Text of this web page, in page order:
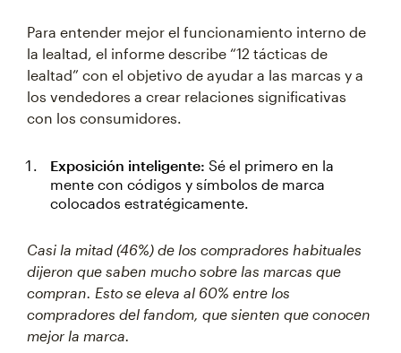
Para entender mejor el funcionamiento interno de
la lealtad, el informe describe “12 tácticas de
lealtad” con el objetivo de ayudar a las marcas y a
los vendedores a crear relaciones significativas
con los consumidores.
Exposición inteligente: Sé el primero en la
mente con códigos y símbolos de marca
colocados estratégicamente.
Casi la mitad (46%) de los compradores habituales
dijeron que saben mucho sobre las marcas que
compran. Esto se eleva al 60% entre los
compradores del fandom, que sienten que conocen
mejor la marca.